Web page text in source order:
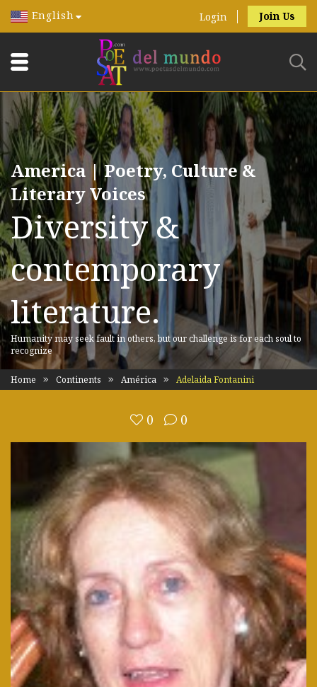
English Login Join Us
America | Poetry, Culture &
Literary Voices
Diversity &
contemporary
literature.
Humanity may seek fault in others, but our challenge is for each soul to
recognize
Home Continents América Adelaida Fontanini
0 0